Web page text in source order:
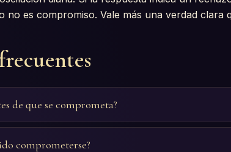
no es compromiso. Vale más una verdad clara
de que se comprometa?
comprometerse?